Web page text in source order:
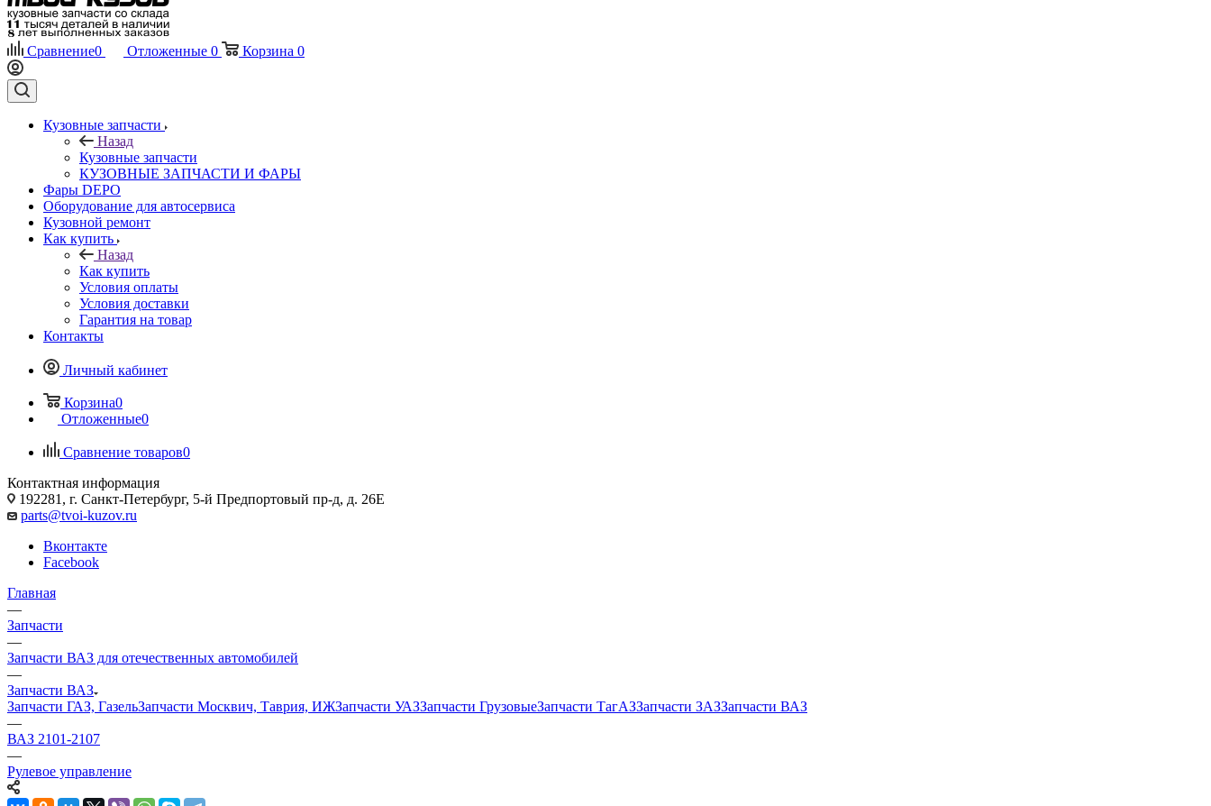
Сравнение0 Отложенные 0 Корзина 0
Кузовные запчасти
Назад
Кузовные запчасти
КУЗОВНЫЕ ЗАПЧАСТИ И ФАРЫ
Фары DEPO
Оборудование для автосервиса
Кузовной ремонт
Как купить
Назад
Как купить
Условия оплаты
Условия доставки
Гарантия на товар
Контакты
Личный кабинет
Корзина0
Отложенные0
Сравнение товаров0
Контактная информация
192281, г. Санкт-Петербург, 5-й Предпортовый пр-д, д. 26Е
parts@tvoi-kuzov.ru
Вконтакте
Facebook
Главная
—
Запчасти
—
Запчасти ВАЗ для отечественных автомобилей
—
Запчасти ВАЗ
Запчасти ГАЗ, ГазельЗапчасти Москвич, Таврия, ИЖЗапчасти УАЗЗапчасти ГрузовыеЗапчасти ТагАЗЗапчасти ЗАЗЗапчасти ВАЗ
—
ВАЗ 2101-2107
—
Рулевое управление